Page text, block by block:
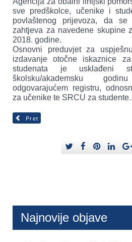
sve predškolce, učenike i
povlaštenog prijevoza, da
zahtjeva za navedene skupine
2018. godine.
Osnovni preduvjet za
izdavanje otočne iskaznice
studenata je usklađeni
školsku/akademsku
odgovarajućem registru,
za učenike te SRCU za studente.
Pret
Najnovije objave